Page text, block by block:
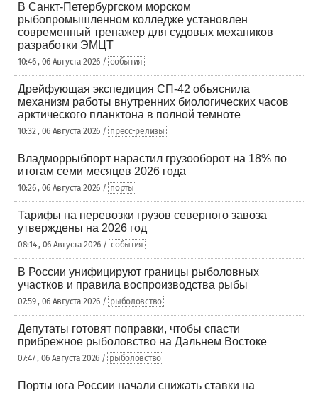
В Санкт-Петербургском морском
рыбопромышленном колледже установлен
современный тренажер для судовых механиков
разработки ЭМЦТ
10:46 , 06 Августа 2026 / события
Дрейфующая экспедиция СП-42 объяснила
механизм работы внутренних биологических часов
арктического планктона в полной темноте
10:32 , 06 Августа 2026 / пресс-релизы
Владморрыбпорт нарастил грузооборот на 18% по
итогам семи месяцев 2026 года
10:26 , 06 Августа 2026 / порты
Тарифы на перевозки грузов северного завоза
утверждены на 2026 год
08:14 , 06 Августа 2026 / события
В России унифицируют границы рыболовных
участков и правила воспроизводства рыбы
07:59 , 06 Августа 2026 / рыболовство
Депутаты готовят поправки, чтобы спасти
прибрежное рыболовство на Дальнем Востоке
07:47 , 06 Августа 2026 / рыболовство
Порты юга России начали снижать ставки на